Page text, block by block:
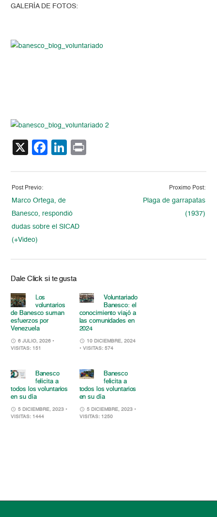
GALERÍA DE FOTOS:
X Facebook
LinkedIn
Post Previo:
Marco Ortega, de
Banesco, respondió
dudas sobre el SICAD
(+Video)
Proximo Post:
Plaga de garrapatas
(1937)
Dale Click si te gusta
Los
voluntarios
de Banesco suman
esfuerzos por
Venezuela
6 JULIO, 2026 •
VISITAS: 151
Voluntariado
Banesco: el
conocimiento viajó a
las comunidades en
2024
10 DICIEMBRE, 2024
• VISITAS: 574
Banesco
felicita a
todos los voluntarios
en su día
5 DICIEMBRE, 2023 •
VISITAS: 1444
Banesco
felicita a
todos los voluntarios
en su día
5 DICIEMBRE, 2023 •
VISITAS: 1250